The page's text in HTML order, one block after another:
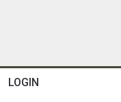
LOGIN